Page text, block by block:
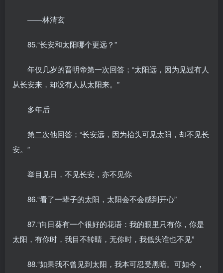
——林清玄
85.“长安和太阳哪个更远？”
年仅几岁的晋明帝第一次回答；“太阳远，因为见过有人
从长安来，却没有人从太阳来。”
多年后
第二次他回答；“长安远，因为抬头可见太阳，却不见长
安。”
举目见日，不见长安，亦不见你
86.“看了一辈子的太阳，太阳会不会感到开心”
87.“向日葵有一个很好的花语：我的眼里只有你，你是
太阳，有你时，我目不转睛，无你时，我低头谁也不见”
88.“如果我不曾见到太阳，我本可忍受黑暗。可如今，